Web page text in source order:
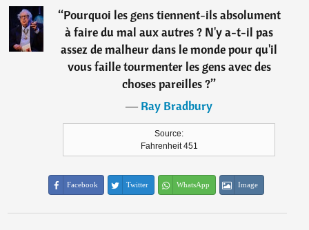
“Pourquoi les gens tiennent-ils absolument
à faire du mal aux autres ? N'y a-t-il pas
assez de malheur dans le monde pour qu'il
vous faille tourmenter les gens avec des
choses pareilles ?”
―Ray Bradbury
Source:
Fahrenheit 451
Facebook Twitter WhatsApp Image